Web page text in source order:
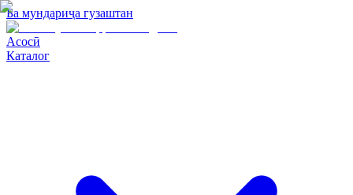
Ба мундариҷа гузаштан
Асосӣ
Каталог